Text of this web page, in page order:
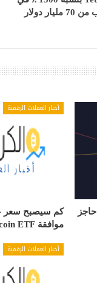
أخبار العملات الرقمية
كم سيصبح سعر
موافقة Bitcoin ETF
أخبار العملات الرقمية